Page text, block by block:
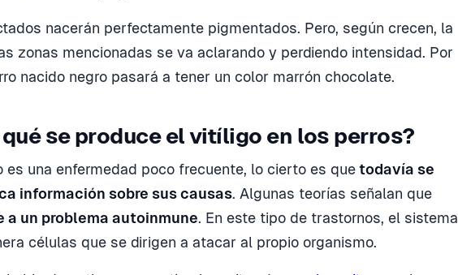
nacerán perfectamente pigmentados. Pero, según crecen, la
zonas mencionadas se va aclarando y perdiendo intensidad. Por
nacido negro pasará a tener un color marrón chocolate.
se produce el vitíligo en los perros?
es una enfermedad poco frecuente, lo cierto es quetodavía se
información sobre sus causas. Algunas teorías señalan que
a un problema autoinmune. En este tipo de trastornos, el sistema
células que se dirigen a atacar al propio organismo.